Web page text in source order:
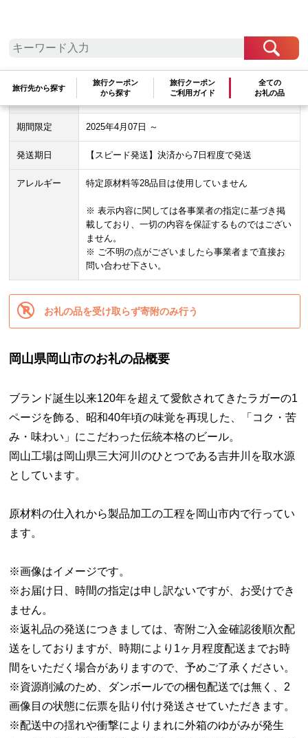
旅行先から探す
旅行クーポン
から探す
旅行クーポン
ご利用ガイド
全ての
お礼の品
賞味期限 製造から9ヶ月
配送方法 常温
DW151
期間限定 2025年4月07日 ～
発送期日 【スピード発送】決済から7日程度で発送
アレルギー 特定原材料等28品目は使用していません
※ 表示内容に関しては各事業者の指定に基づき掲
載しており、一切の内容を保証するものではござい
ません。
※ ご不明の点がございましたら事業者まで直接お
問い合わせ下さい。
お礼の品を受け取らず寄附のみ行う
岡山県岡山市のお礼の品概要
ブランド誕生以来120年を超えて愛飲されてきたラガーの1
ページを飾る、昭和40年頃の味覚を再現した、「コク・苦
み・味わい」にこだわった伝統本格のビール。
岡山工場は岡山県三大河川のひとつである吉井川を取水源
としています。
原材料の仕入れから製品加工の工程を岡山市内で行ってい
ます。
※画像はイメージです。
※お届け日、時間の指定は申し訳ないですが、お受けでき
ません。
※返礼品の発送につきましては、寄附ご入金確認後順次配
送をしておりますが、時期により1ヶ月程度配送までお時
間をいただく場合がありますので、予めご了承ください。
※資源削減のため、ダンボールでの梱包配送では無く、2
画像目の状態に伝票を貼り付け発送させていただきます。
※配送中の揺れや衝撃によりまれに外箱のゆがみが発生